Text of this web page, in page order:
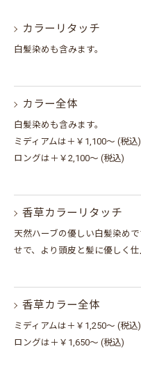
カラーリタッチ
白髪染めも含みます。
カラー全体
白髪染めも含みます。
ミディアムは＋￥1,100～ (税込)
ロングは＋￥2,100～ (税込)
香草カラーリタッチ
天然ハーブの優しい白髪染め
せで、より頭皮と髪に優しく仕
香草カラー全体
ミディアムは＋￥1,250～ (税込)
ロングは＋￥1,650～ (税込)